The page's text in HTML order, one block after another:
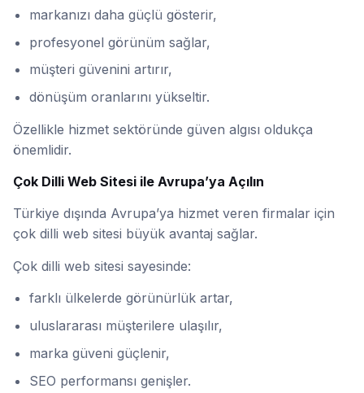
markanızı daha güçlü gösterir,
profesyonel görünüm sağlar,
müşteri güvenini artırır,
dönüşüm oranlarını yükseltir.
Özellikle hizmet sektöründe güven algısı oldukça
önemlidir.
Çok Dilli Web Sitesi ile Avrupa’ya Açılın
Türkiye dışında Avrupa’ya hizmet veren firmalar için
çok dilli web sitesi büyük avantaj sağlar.
Çok dilli web sitesi sayesinde:
farklı ülkelerde görünürlük artar,
uluslararası müşterilere ulaşılır,
marka güveni güçlenir,
SEO performansı genişler.